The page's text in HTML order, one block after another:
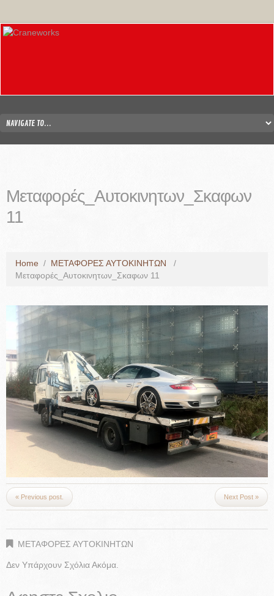
Μεταφορές_Αυτοκινητων_Σκαφων
11
Home / ΜΕΤΑΦΟΡΕΣ ΑΥΤΟΚΙΝΗΤΩΝ
/
Μεταφορές_Αυτοκινητων_Σκαφων 11
« Previous post. Next Post »
ΜΕΤΑΦΟΡΕΣ ΑΥΤΟΚΙΝΗΤΩΝ
Δεν Υπάρχουν Σχόλια Ακόμα.